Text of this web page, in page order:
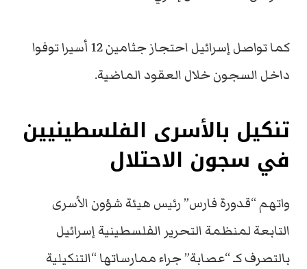
كما تواصل إسرائيل احتجاز جثامين 12 أسيرا توفوا
داخل السجون خلال العقود الماضية.
تنكيل بالأسرى الفلسطينيين
في سجون الاحتلال
واتهم “قدورة فارس” رئيس هيئة شؤون الأسرى
التابعة لمنظمة التحرير الفلسطينية إسرائيل
بالتصرف كـ “عصابة” جراء ممارساتها “التنكيلية